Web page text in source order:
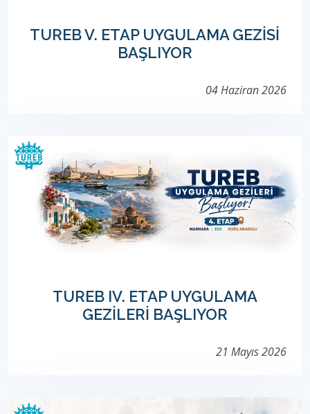
TUREB V. ETAP UYGULAMA GEZİSİ
BAŞLIYOR
04 Haziran 2026
TUREB IV. ETAP UYGULAMA
GEZİLERİ BAŞLIYOR
21 Mayıs 2026